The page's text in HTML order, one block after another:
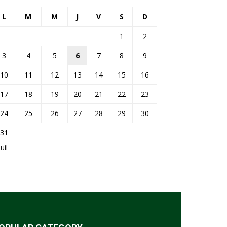
L M M J V S D
1
2
3
4 5 6 7 8
9
10
11 12 13 14 15
16
17
18 19 20 21 22
23
24
25 26 27 28 29
30
31